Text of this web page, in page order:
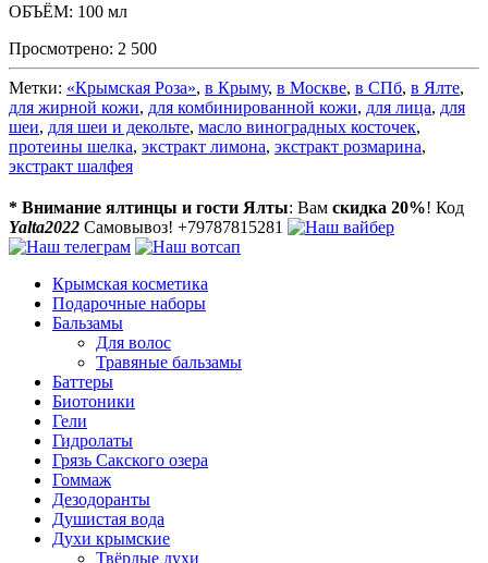
ОБЪЁМ: 100 мл
Просмотрено: 2 500
Метки: «Крымская Роза», в Крыму, в Москве, в СПб, в Ялте,
для жирной кожи, для комбинированной кожи, для лица, для
шеи, для шеи и декольте, масло виноградных косточек,
протеины шелка, экстракт лимона, экстракт розмарина,
экстракт шалфея
* Внимание ялтинцы и гости Ялты: Вам скидка 20%! Код
Yalta2022 Самовывоз! +79787815281
Крымская косметика
Подарочные наборы
Бальзамы
Для волос
Травяные бальзамы
Баттеры
Биотоники
Гели
Гидролаты
Грязь Сакского озера
Гоммаж
Дезодоранты
Душистая вода
Духи крымские
Твёрдые духи